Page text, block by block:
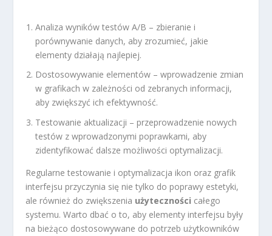
Analiza wyników testów A/B – zbieranie i
porównywanie danych, aby zrozumieć, jakie
elementy działają najlepiej.
Dostosowywanie elementów – wprowadzenie zmian
w grafikach w zależności od zebranych informacji,
aby zwiększyć ich efektywność.
Testowanie aktualizacji – przeprowadzenie nowych
testów z wprowadzonymi poprawkami, aby
zidentyfikować dalsze możliwości optymalizacji.
Regularne testowanie i optymalizacja ikon oraz grafik
interfejsu przyczynia się nie tylko do poprawy estetyki,
ale również do zwiększenia użyteczności całego
systemu. Warto dbać o to, aby elementy interfejsu były
na bieżąco dostosowywane do potrzeb użytkowników